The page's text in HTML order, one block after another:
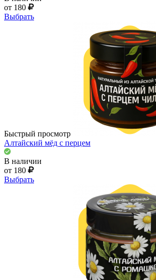
от 180
Выбрать
Быстрый просмотр
Алтайский мёд с перцем
В наличии
от 180
Выбрать